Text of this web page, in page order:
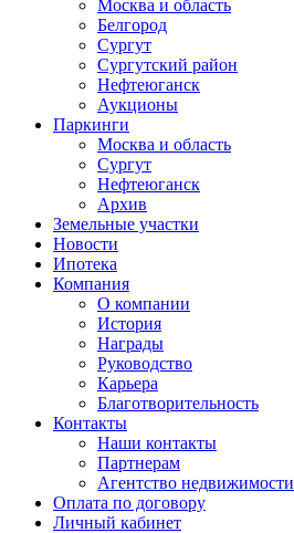
Москва и область
Белгород
Сургут
Сургутский район
Нефтеюганск
Аукционы
Паркинги
Москва и область
Сургут
Нефтеюганск
Архив
Земельные участки
Новости
Ипотека
Компания
О компании
История
Награды
Руководство
Карьера
Благотворительность
Контакты
Наши контакты
Партнерам
Агентство недвижимости
Оплата по договору
Личный кабинет